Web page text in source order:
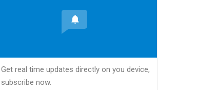
Get real time updates directly on you device,
subscribe now.